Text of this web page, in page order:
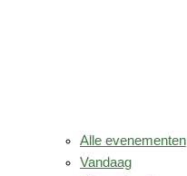
Alle evenementen
Vandaag